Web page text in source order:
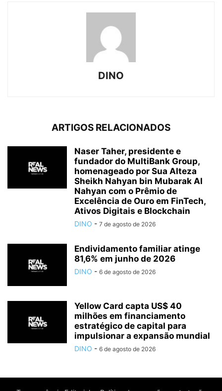
DINO
ARTIGOS RELACIONADOS
Naser Taher, presidente e
fundador do MultiBank Group,
homenageado por Sua Alteza
Sheikh Nahyan bin Mubarak Al
Nahyan com o Prêmio de
Excelência de Ouro em FinTech,
Ativos Digitais e Blockchain
DINO - 7 de agosto de 2026
Endividamento familiar atinge
81,6% em junho de 2026
DINO - 6 de agosto de 2026
Yellow Card capta US$ 40
milhões em financiamento
estratégico de capital para
impulsionar a expansão mundial
DINO - 6 de agosto de 2026